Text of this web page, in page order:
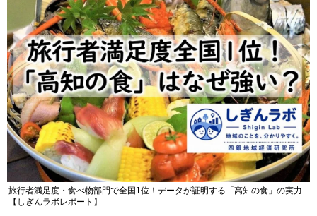
旅行者満足度・食べ物部門で全国1位！データが証明する「高知の食」の実力
【しぎんラボレポート】